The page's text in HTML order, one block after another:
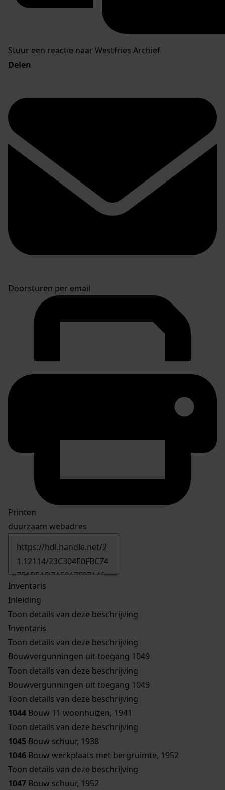
Stuur een reactie naar Westfries Archief
Delen
Doorsturen per email
Printen
duurzaam webadres
Inventaris
Inleiding
Toon details van deze beschrijving
Inventaris
Toon details van deze beschrijving
Bouwvergunningen uit toegang 1049
Toon details van deze beschrijving
Bouwvergunningen uit toegang 1049
Toon details van deze beschrijving
1044 Bouw 11 woonhuizen, 1941
Toon details van deze beschrijving
1045 Bouw schuur, 1938
1046 Bouw werkplaats met bergruimte, 1952
Toon details van deze beschrijving
1047 Bouw schuur, 1952